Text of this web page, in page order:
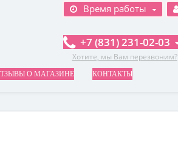
Время работы
+7 (831) 231-02-03
Хотите, мы Вам перезвоним?
О МАГАЗИНЕ КОНТАКТЫ